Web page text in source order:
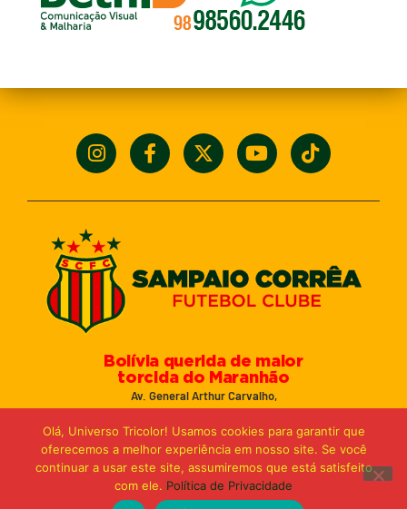
Bolívia querida de maior
torcida do Maranhão
Av. General Arthur Carvalho,
Email: marketing@sampaiocorreafc.com.br
© 2021 • Sampaio Corrêa Futebol Clube
Web Design: MP Marketing, Promo e Digital
Olá, Universo Tricolor! Usamos cookies para garantir que
oferecemos a melhor experiência em nosso site. Se você
continuar a usar este site, assumiremos que está satisfeito
com ele. Política de Privacidade